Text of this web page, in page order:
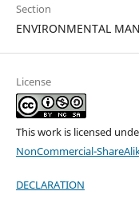
Section
ENVIRONMENTAL
License
This work is licensed
NonCommercial-
DECLARATION